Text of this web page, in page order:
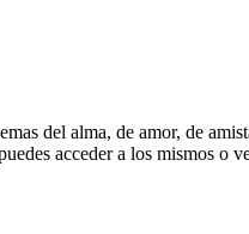
del alma, de amor, de
acceder a los mismos o